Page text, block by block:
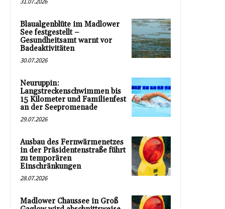
Blaualgenblüte im Madlower
See festgestellt –
Gesundheitsamt warnt vor
Badeaktivitäten
30.07.2026
Neuruppin:
Langstreckenschwimmen bis
15 Kilometer und Familienfest
an der Seepromenade
29.07.2026
Ausbau des Fernwärmenetzes
in der Präsidentenstraße führt
zu temporären
Einschränkungen
28.07.2026
Madlower Chaussee in Groß